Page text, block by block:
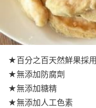
★百分之百天然鮮果採用
★無添加防腐劑
★無添加糖精
★無添加人工色素